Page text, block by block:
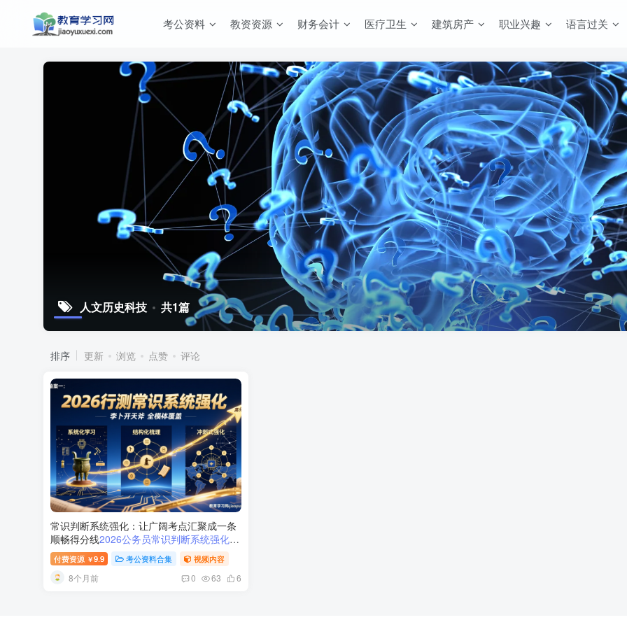
考公资料 教资资源 财务会计 医疗卫生 建筑房产 职业兴趣 语言过关
人文历史科技 共1篇
排序 更新 浏览 点赞 评论
常识判断系统强化：让广阔考点汇聚成一条
顺畅得分线2026公务员常识判断系统强化课
程付费资源 ￥9.9 考公资料合集 视频内容
8个月前 0 63 6